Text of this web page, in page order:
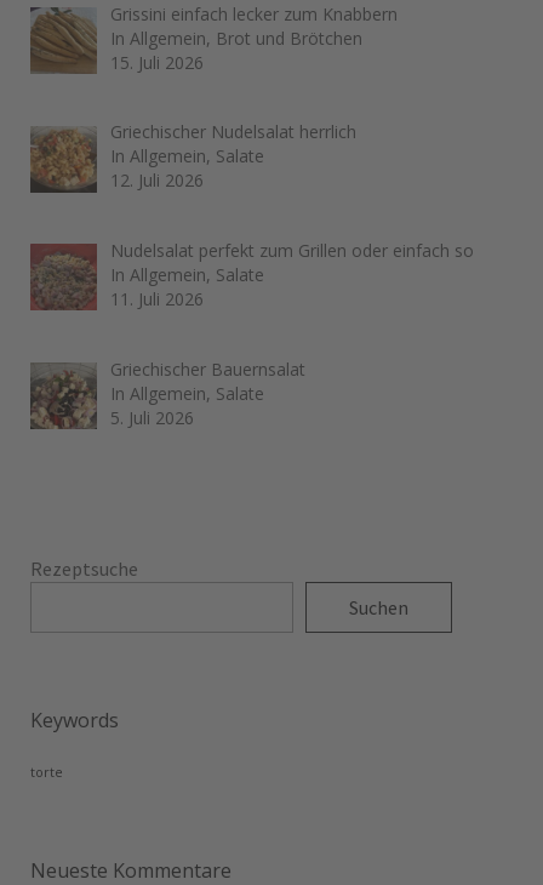
Grissini einfach lecker zum Knabbern
In Allgemein, Brot und Brötchen
15. Juli 2026
Griechischer Nudelsalat herrlich
In Allgemein, Salate
12. Juli 2026
Nudelsalat perfekt zum Grillen oder einfach so
In Allgemein, Salate
11. Juli 2026
Griechischer Bauernsalat
In Allgemein, Salate
5. Juli 2026
Rezeptsuche
Suchen
Keywords
torte
Neueste Kommentare